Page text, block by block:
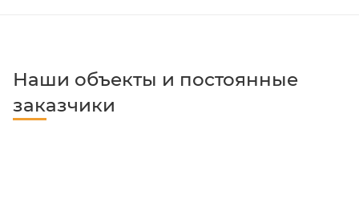
Наши объекты и постоянные
заказчики